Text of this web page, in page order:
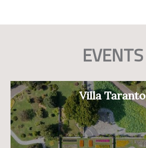
EVENTS
Villa Taranto